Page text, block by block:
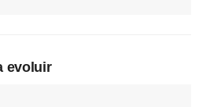
evoluir